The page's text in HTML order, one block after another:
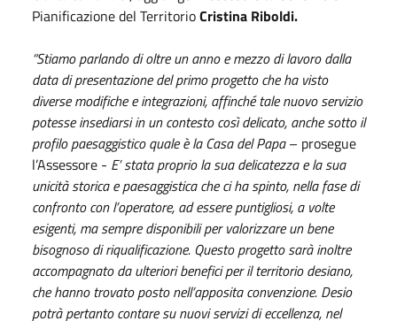
Pianificazione del TerritorioCristina Riboldi.
“Stiamo parlando di oltre un anno e mezzo di lavoro dalla
data di presentazione del primo progetto che ha visto
diverse modifiche e integrazioni, affinché tale nuovo servizio
potesse insediarsi in un contesto così delicato, anche sotto il
profilo paesaggistico quale è la Casa del Papa– prosegue
l’Assessore - E’ stata proprio la sua delicatezza e la sua
unicità storica e paesaggistica che ci ha spinto, nella fase di
confronto con l’operatore, ad essere puntigliosi, a volte
esigenti, ma sempre disponibili per valorizzare un bene
bisognoso di riqualificazione. Questo progetto sarà inoltre
accompagnato da ulteriori benefici per il territorio desiano,
che hanno trovato posto nell’apposita convenzione. Desio
potrà pertanto contare su nuovi servizi di eccellenza, nel